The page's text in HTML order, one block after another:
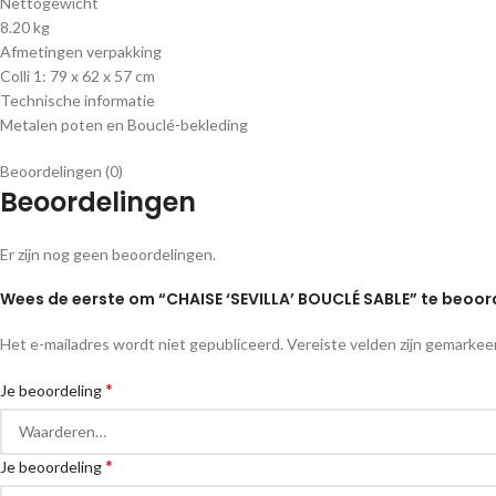
8.20 kg
Afmetingen verpakking
Colli 1: 79 x 62 x 57 cm
Technische informatie
Metalen poten en Bouclé-bekleding
Beoordelingen (0)
Beoordelingen
Er zijn nog geen beoordelingen.
Wees de eerste om “CHAISE ‘SEVILLA’ BOUCLÉ SABLE” te
Het e-mailadres wordt niet gepubliceerd.Vereiste velden zijn
Je beoordeling*
Je beoordeling*